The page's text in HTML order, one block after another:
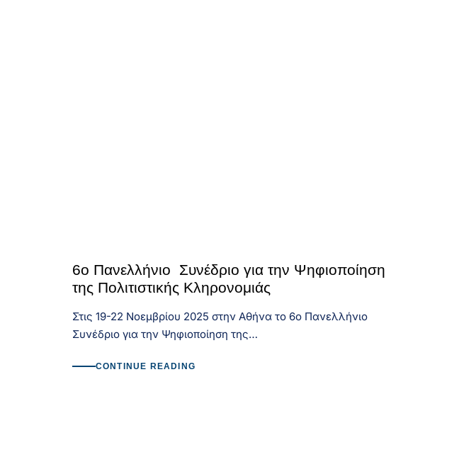
6ο Πανελλήνιο Συνέδριο για την Ψηφιοποίηση
της Πολιτιστικής Κληρονομιάς
Στις 19-22 Νοεμβρίου 2025 στην Αθήνα το 6ο Πανελλήνιο
Συνέδριο για την Ψηφιοποίηση της…
CONTINUE READING